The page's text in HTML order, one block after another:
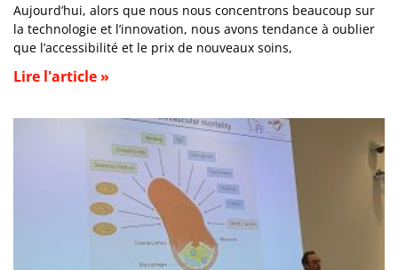
Aujourd’hui, alors que nous nous concentrons beaucoup sur
la technologie et l’innovation, nous avons tendance à oublier
que l’accessibilité et le prix de nouveaux soins,
Lire l'article »